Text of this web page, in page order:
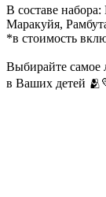
В составе
Маракуйя,
*в стоимость
Выбирайте самое
в Ваших детей